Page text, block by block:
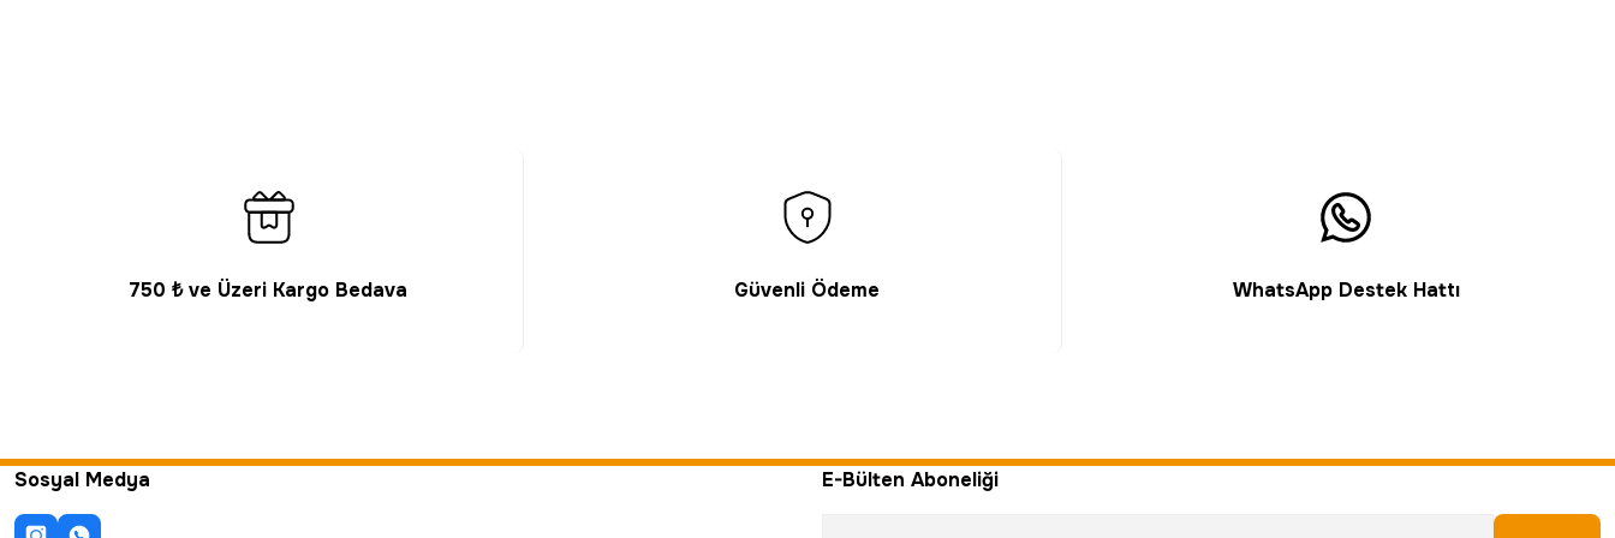
750 ₺ ve Üzeri Kargo Bedava Güvenli Ödeme WhatsApp Destek Hattı
Sosyal Medya E-Bülten Aboneliği